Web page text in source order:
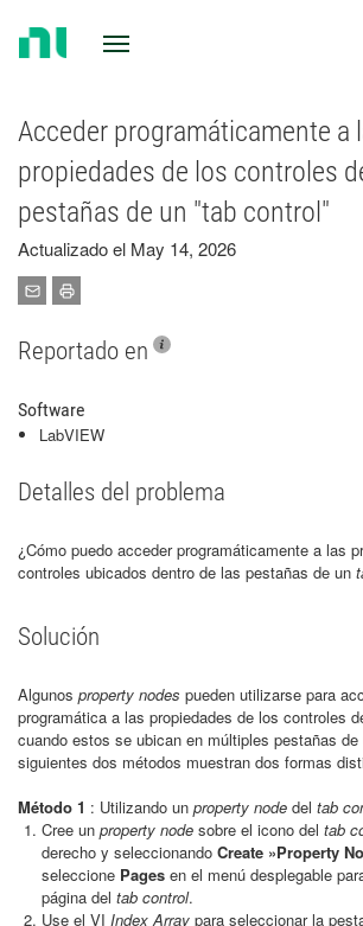
Acceder programáticamente a
propiedades de los controles
pestañas de un "tab control"
Actualizado el May 14, 2026
Reportado en
Software
LabVIEW
Detalles del problema
¿Cómo puedo acceder programáticamente a las
controles ubicados dentro de las pestañas de un
Solución
Algunos property nodes pueden utilizarse para
programática a las propiedades de los controles
cuando estos se ubican en múltiples pestañas de
siguientes dos métodos muestran dos formas
Método 1 : Utilizando un property node del tab
Cree un property node sobre el icono del tab
derecho y seleccionando Create »Property
seleccione Pages en el menú desplegable
página del tab control.
Use el VI Index Array para seleccionar la